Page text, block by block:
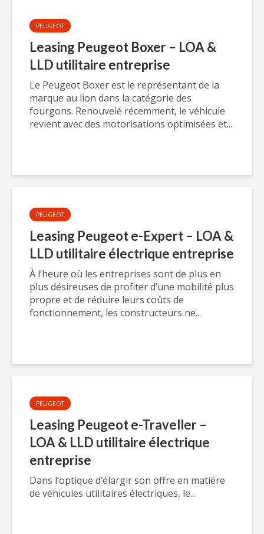
PEUGEOT
Leasing Peugeot Boxer – LOA &
LLD utilitaire entreprise
Le Peugeot Boxer est le représentant de la
marque au lion dans la catégorie des
fourgons. Renouvelé récemment, le véhicule
revient avec des motorisations optimisées et...
PEUGEOT
Leasing Peugeot e-Expert – LOA &
LLD utilitaire électrique entreprise
À l’heure où les entreprises sont de plus en
plus désireuses de profiter d’une mobilité plus
propre et de réduire leurs coûts de
fonctionnement, les constructeurs ne...
PEUGEOT
Leasing Peugeot e-Traveller –
LOA & LLD utilitaire électrique
entreprise
Dans l’optique d’élargir son offre en matière
de véhicules utilitaires électriques, le...